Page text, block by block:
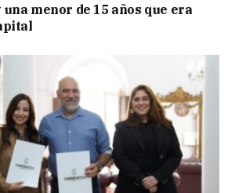
menor de 15 años que era